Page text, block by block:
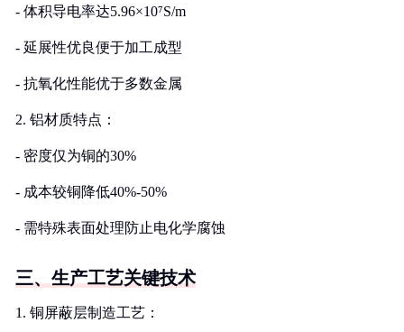
- 体积导电率达5.96×10⁷S/m
- 延展性优良便于加工成型
- 抗氧化性能优于多数金属
2. 铝材质特点：
- 密度仅为铜的30%
- 成本较铜降低40%-50%
- 需特殊表面处理防止电化学腐蚀
三、生产工艺关键技术
1. 铜屏蔽层制造工艺：